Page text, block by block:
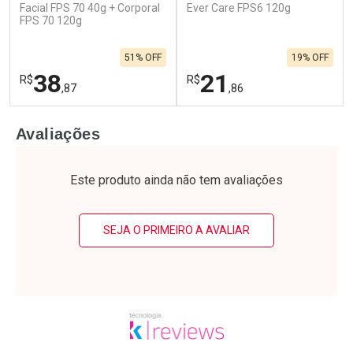
Por R$ 141,99/cada
Comprar sem Desconto
Por R$ 114,99/cada
Facial FPS 70 40g + Corporal
FPS 70 120g
R$38,87
51% OFF
Laboratório
Por Menos
Ever Care FPS6 120g
R$21 ,86
19% OFF
Laboratório
Por Menos
Avaliações
Este produto ainda não tem avaliações
SEJA O PRIMEIRO A AVALIAR